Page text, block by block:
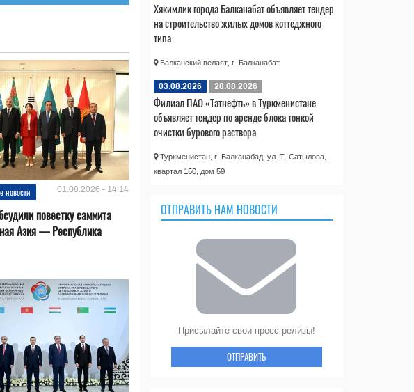
новости 01.08.2026 - 14:14
повестку саммита
Азия — Республика
Хякимлик города Балканабат объявляет тендер
на строительство жилых домов коттеджного
типа
Балканский велаят, г. Балканабат
03.08.2026 28.08.2026
Филиал ПАО «Татнефть» в Туркменистане
объявляет тендер по аренде блока тонкой
очистки бурового раствора
Туркменистан, г. Балканабад, ул. Т. Сатылова,
квартал 150, дом 59
ОТПРАВИТЬ НАМ НОВОСТИ
Присылайте свои пресс-релизы!
ОТПРАВИТЬ